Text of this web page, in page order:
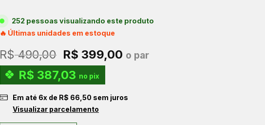
252 pessoas visualizando este produto
🔥 Últimas unidades em estoque
R$490,00 O
preço
original
era:
R$ 490,00.
R$ 399,00 O
R$ 399,00.
o par
R$ 387,03 no pix
Em até 6x de R$ 66,50 sem juros
Visualizar parcelamento